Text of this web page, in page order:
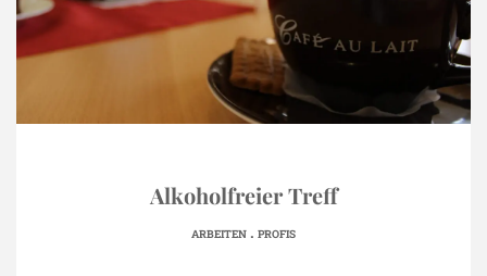
Alkoholfreier Treff
ARBEITEN . PROFIS